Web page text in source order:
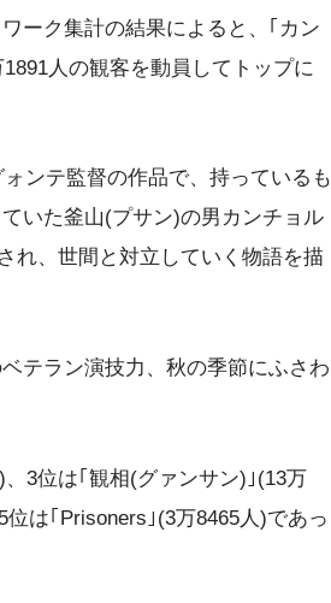
ーク集計の結果によると、｢カン
人の観客を動員してトップに
ンテ監督の作品で、持っているも
いた釜山(プサン)の男カンチョル
れ、世間と対立していく物語を描
テラン演技力、秋の季節にふさわ
3位は｢観相(グァンサン)｣(13万
は｢Prisoners｣(3万8465人)であっ